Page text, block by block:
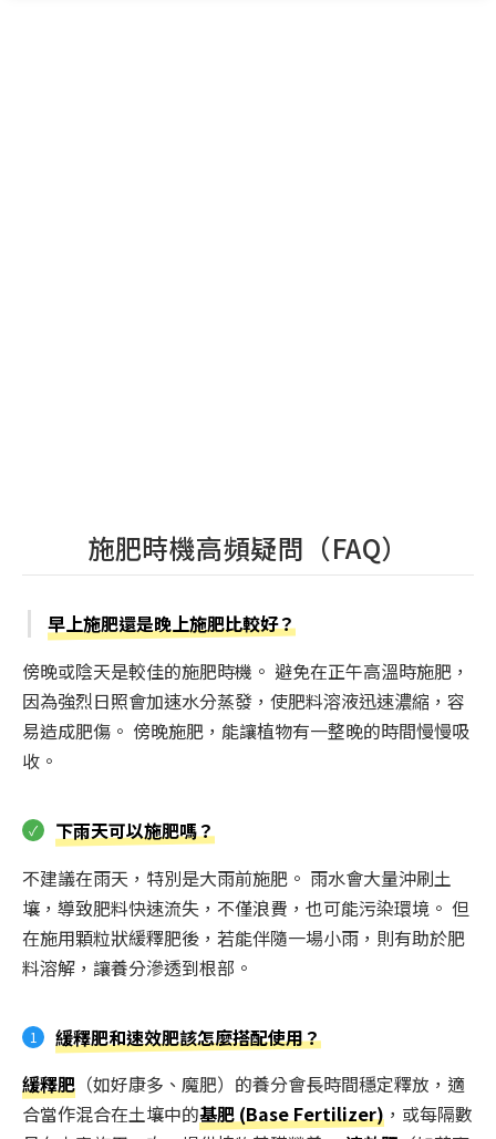
施肥時機高頻疑問（FAQ）
早上施肥還是晚上施肥比較好？
傍晚或陰天是較佳的施肥時機。 避免在正午高溫時施肥，
因為強烈日照會加速水分蒸發，使肥料溶液迅速濃縮，容
易造成肥傷。 傍晚施肥，能讓植物有一整晚的時間慢慢吸
收。
下雨天可以施肥嗎？
不建議在雨天，特別是大雨前施肥。 雨水會大量沖刷土
壤，導致肥料快速流失，不僅浪費，也可能污染環境。 但
在施用顆粒狀緩釋肥後，若能伴隨一場小雨，則有助於肥
料溶解，讓養分滲透到根部。
緩釋肥和速效肥該怎麼搭配使用？
緩釋肥 （如好康多、魔肥）的養分會長時間穩定釋放，適
合當作混合在土壤中的基肥 (Base Fertilizer) ，或每隔數